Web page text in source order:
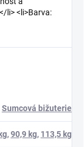
li> <li>Barva:
Sumcová bižuterie
,90,9 kg, 113,5 kg